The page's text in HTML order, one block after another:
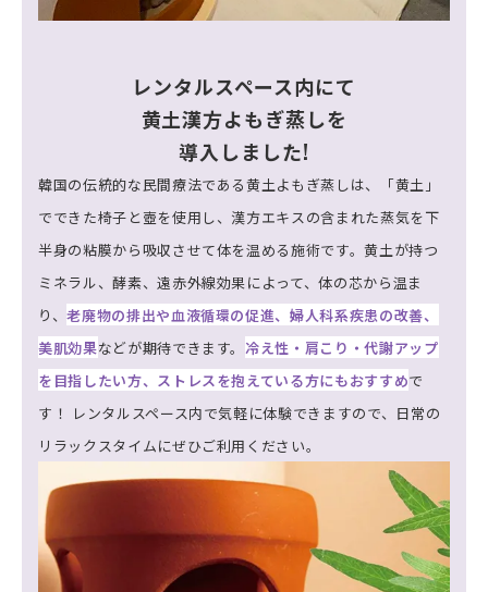
レンタルスペース内にて
黄土漢方よもぎ蒸しを
導入しました!
韓国の伝統的な民間療法である黄土よもぎ蒸しは、「黄土」
でできた椅子と壺を使用し、漢方エキスの含まれた蒸気を下
半身の粘膜から吸収させて体を温める施術です。黄土が持つ
ミネラル、酵素、遠赤外線効果によって、体の芯から温ま
り、老廃物の排出や血液循環の促進、婦人科系疾患の改善、
美肌効果などが期待できます。 冷え性・肩こり・代謝アップ
を目指したい方、ストレスを抱えている方にもおすすめで
す！ レンタルスペース内で気軽に体験できますので、日常の
リラックスタイムにぜひご利用ください。